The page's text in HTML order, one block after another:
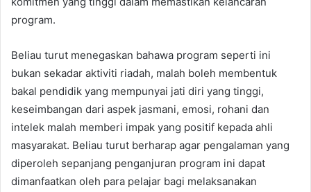
program.
Beliau turut menegaskan bahawa program seperti ini
bukan sekadar aktiviti riadah, malah boleh membentuk
bakal pendidik yang mempunyai jati diri yang tinggi,
keseimbangan dari aspek jasmani, emosi, rohani dan
intelek malah memberi impak yang positif kepada ahli
masyarakat. Beliau turut berharap agar pengalaman yang
diperoleh sepanjang penganjuran program ini dapat
dimanfaatkan oleh para pelajar bagi melaksanakan